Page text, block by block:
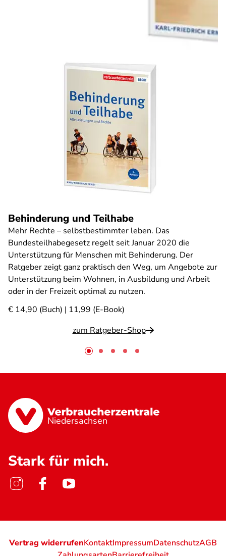
Behinderung und Teilhabe
Mehr Rechte – selbstbestimmter leben. Das
Bundesteilhabegesetz regelt seit Januar 2020 die
Unterstützung für Menschen mit Behinderung. Der
Ratgeber zeigt ganz praktisch den Weg, um Angebote zur
Unterstützung beim Wohnen, in Ausbildung und Arbeit
oder in der Freizeit optimal zu nutzen.
€ 14,90 (Buch) | 11,99 (E-Book)
zum Ratgeber-Shop
Niedersachsen
Stark für mich.
Vertrag widerrufenKontaktImpressumDatenschutzAGB